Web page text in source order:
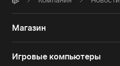
Магазин
Игровые компьютеры